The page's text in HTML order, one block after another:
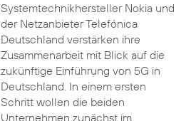
Systemtechnikhersteller Nokia und
der Netzanbieter Telefónica
Deutschland verstärken ihre
Zusammenarbeit mit Blick auf die
zukünftige Einführung von 5G in
Deutschland. In einem ersten
Schritt wollen die beiden
Unternehmen zunächst im